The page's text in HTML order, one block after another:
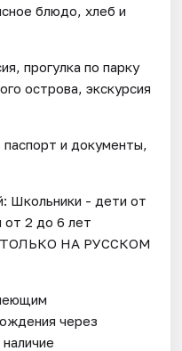
блюдо, хлеб и
прогулка по парку
острова, экскурсия
и документы,
Школьники - дети от
от 2 до 6 лет
НА РУССКОМ
через